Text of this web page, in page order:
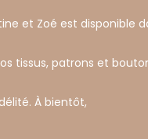
et Zoé est disponible
tissus, patrons et
À bientôt,